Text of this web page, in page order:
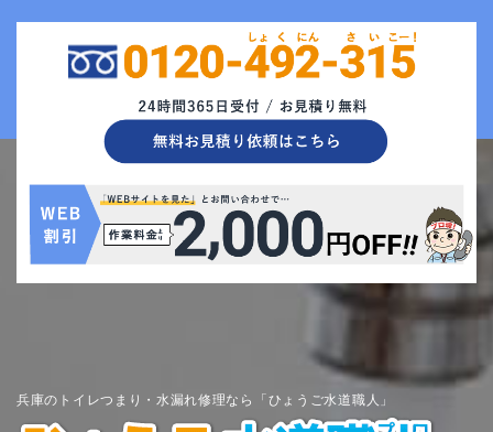
兵庫のトイレつまり・水漏れ修理なら「ひょうご水道職人」